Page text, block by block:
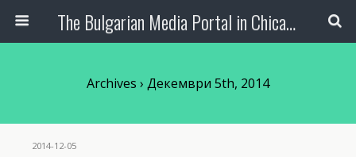
The Bulgarian Media Portal in Chicago
Archives › Декември 5th, 2014
2014-12-05